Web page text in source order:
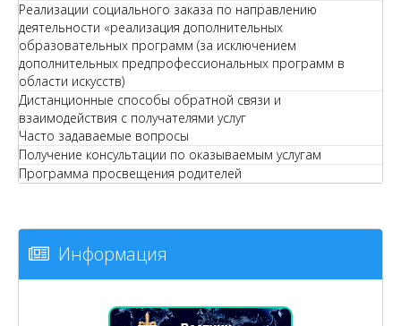
Реализации социального заказа по направлению
деятельности «реализация дополнительных
образовательных программ (за исключением
дополнительных предпрофессиональных программ в
области искусств)
Дистанционные способы обратной связи и
взаимодействия с получателями услуг
Часто задаваемые вопросы
Получение консультации по оказываемым услугам
Программа просвещения родителей
Информация